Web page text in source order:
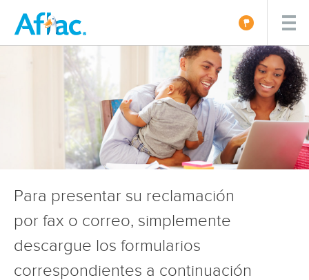
Para presentar su reclamación
por fax o correo, simplemente
descargue los formularios
correspondientes a continuación